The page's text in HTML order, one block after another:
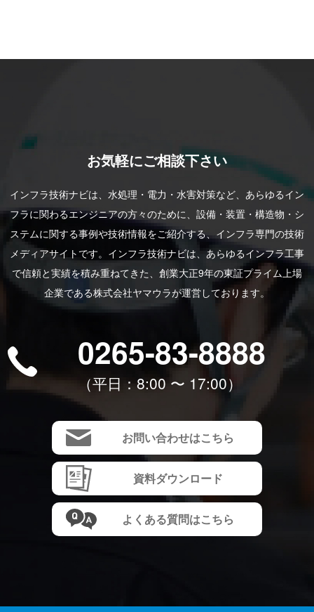
お気軽にご相談下さい
インフラ技術ナビは、水処理・電力・水害対策など、あらゆるイン
フラに関わるエンジニアの方々のために、設備・装置・構造物・シ
ステムに関する事例や技術情報をご紹介する、インフラ専門の技術
メディアサイトです。インフラ技術ナビは、あらゆるインフラ工事
で信頼と実績を積み重ねてきた、創業大正9年の東証プライム上場
企業である株式会社ヤマウラが運営しております。
0265-83-8888
（平⽇：8:00 〜 17:00）
お問い合わせはこちら
資料ダウンロード
よくある質問はこちら